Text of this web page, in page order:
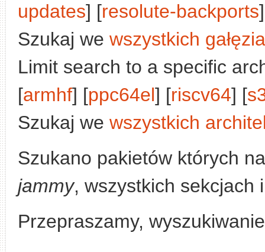
updates] [resolute-backports
Szukaj we wszystkich
Limit search to a specific
[armhf] [ppc64el] [riscv64] [
Szukaj we wszystkich
Szukano pakietów których
jammy, wszystkich sekcjach
Przepraszamy,